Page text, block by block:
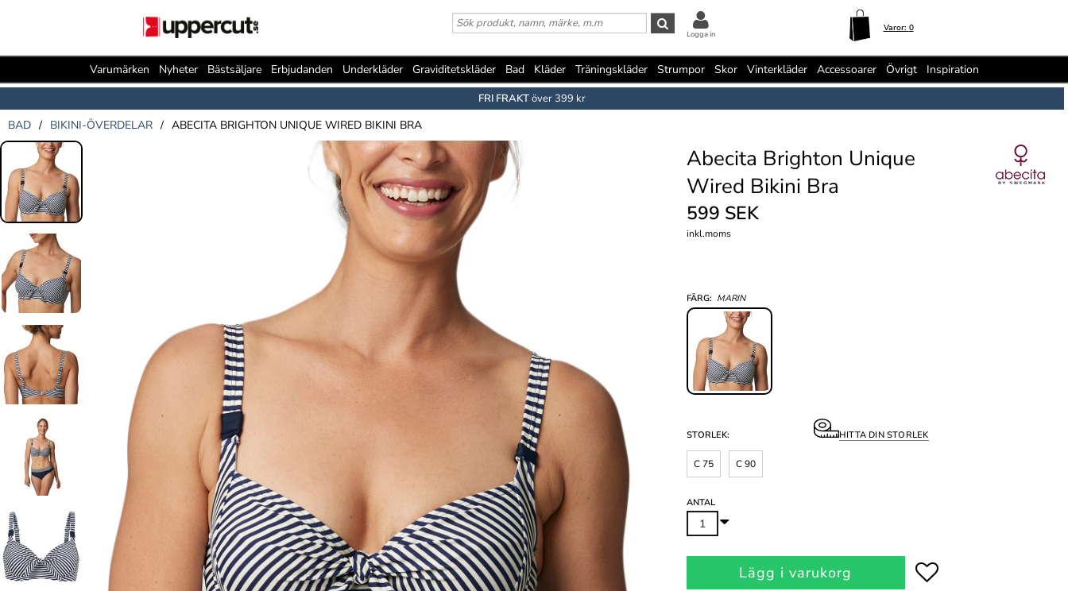
Varor: 0
Logga in
Varumärken Nyheter Bästsäljare Erbjudanden Underkläder Graviditetskläder Bad Kläder Träningskläder Strumpor Skor Vinterkläder Accessoarer Övrigt Inspiration
FRI FRAKTöver 399 kr
BAD / BIKINI-ÖVERDELAR / ABECITA BRIGHTON UNIQUE WIRED BIKINI BRA
Abecita Brighton Unique
Wired Bikini Bra
599 SEK
inkl.moms
FÄRG: MARIN
STORLEK: HITTA DIN STORLEK
C 75 C 90
ANTAL
Lägg i varukorg